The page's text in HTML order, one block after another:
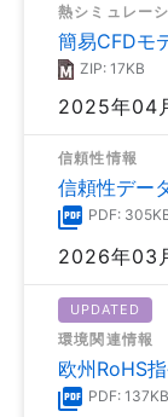
熱シミュレー
簡易CFDモ
ZIP: 17KB
2025年04
信頼性情報
信頼性デー
PDF:
2026年03
UPDATED
環境関連情報
欧州RoHS
PDF: 137KB